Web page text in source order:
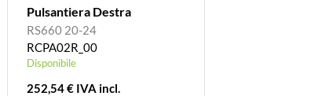
Pulsantiera Destra
RS660 20-24
RCPA02R_00
Disponibile
252,54 € IVA incl.